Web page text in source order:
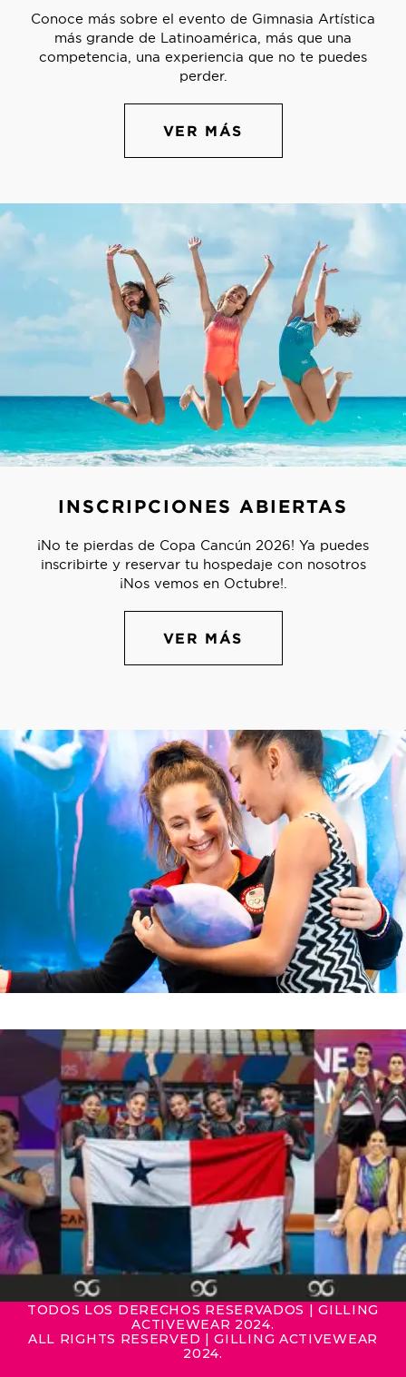
Conoce más sobre el evento de Gimnasia Artística
más grande de Latinoamérica, más que una
competencia, una experiencia que no te puedes
perder.
VER MÁS
INSCRIPCIONES ABIERTAS
¡No te pierdas de Copa Cancún 2026! Ya puedes
inscribirte y reservar tu hospedaje con nosotros
¡Nos vemos en Octubre!.
VER MÁS
TODOS LOS DERECHOS RESERVADOS | GILLING
ACTIVEWEAR 2024.
ALL RIGHTS RESERVED | GILLING ACTIVEWEAR
2024.